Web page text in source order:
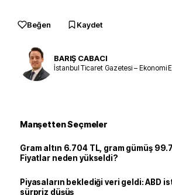
Beğen Kaydet
BARIŞ CABACI
İstanbul Ticaret Gazetesi – Ekonomi
Manşetten Seçmeler
Gram altın 6.704 TL, gram gümüş
Fiyatlar neden yükseldi?
Piyasaların beklediği veri geldi: ABD
sürpriz düşüş